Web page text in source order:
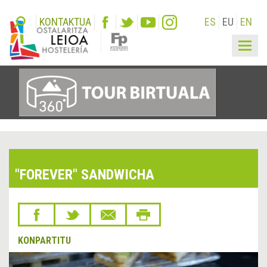
KONTAKTUA ES EU EN
"FOREVER" SANDWICHA
KONPARTITU
&lsaquo;